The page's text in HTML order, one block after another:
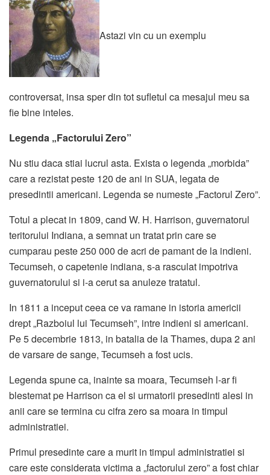
Astazi vin cu un exemplu
controversat, insa sper din tot sufletul ca mesajul meu sa
fie bine inteles.
Legenda „Factorului Zero”
Nu stiu daca stiai lucrul asta. Exista o legenda „morbida”
care a rezistat peste 120 de ani in SUA, legata de
presedintii americani. Legenda se numeste „Factorul Zero”.
Totul a plecat in 1809, cand W. H. Harrison, guvernatorul
teritorului Indiana, a semnat un tratat prin care se
cumparau peste 250 000 de acri de pamant de la indieni.
Tecumseh, o capetenie indiana, s-a rasculat impotriva
guvernatorului si i-a cerut sa anuleze tratatul.
In 1811 a inceput ceea ce va ramane in istoria americii
drept „Razboiul lui Tecumseh”, intre indieni si americani.
Pe 5 decembrie 1813, in batalia de la Thames, dupa 2 ani
de varsare de sange, Tecumseh a fost ucis.
Legenda spune ca, inainte sa moara, Tecumseh l-ar fi
blestemat pe Harrison ca el si urmatorii presedinti alesi in
anii care se termina cu cifra zero sa moara in timpul
administratiei.
Primul presedinte care a murit in timpul administratiei si
care este considerata victima a „factorului zero” a fost chiar